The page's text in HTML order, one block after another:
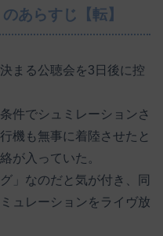
あらすじ【転】
まる公聴会を3日後に控
件でシュミレーションさ
機も無事に着陸させたと
が入っていた。
」なのだと気が付き、同
ュレーションをライヴ放